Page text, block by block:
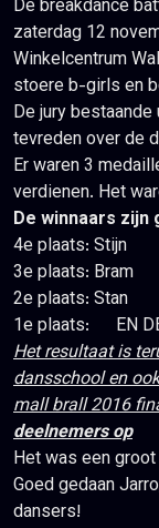
De breakdance
zaterdag 12
Winkelcentrum
stoere b-girls en
De jury
tevreden over de
Er waren 3
verdienen. Het
De winnaars zijn
4e plaats: Stijn
3e plaats: Bram
2e plaats: Stan
1e plaats: EN DE
Het resultaat is
dansschool en
mall brall 2016
deelnemers op
Het was een
Goed gedaan
dansers!